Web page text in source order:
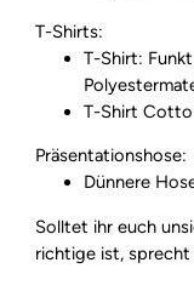
T-Shirts:
T-Shirt:
T-Shirt
Präsentationshose:
Dünnere
Solltet ihr euch
richtige ist, sprecht